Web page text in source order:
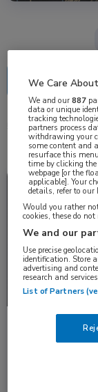
5 resultaten
Nieuws Gastro-
myotomie na
Endoscopische
myotomie (LHM)
We Care
We and our887
data or unique
tracking
partners process
withdrawing your
some content and
resurface this
time by clicking
webpage [or the
applicable]. Your
details, refer to our
Would you rather
cookies, these do
We and our
Use precise
identification. Store
advertising and
research and
List of Partners